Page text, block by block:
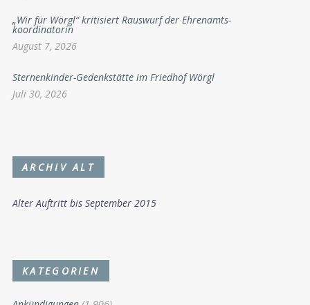
„Wir für Wörgl“ kritisiert Rauswurf der Ehrenamts-
koordinatorin
August 7, 2026
Sternenkinder-Gedenkstätte im Friedhof Wörgl
Juli 30, 2026
ARCHIV ALT
Alter Auftritt bis September 2015
KATEGORIEN